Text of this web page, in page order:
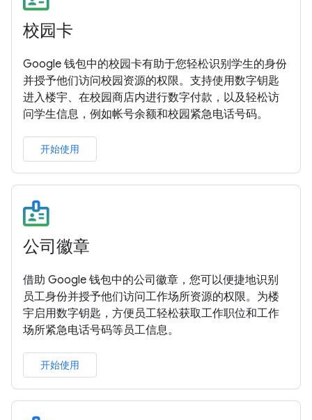
校园卡
Google 钱包中的校园卡有助于您轻松识别学生的身份
并授予他们访问校园资源的权限。支持使用数字钥匙
进入楼宇、在校园商店内进行数字付款，以及轻松访
问学生信息，例如帐号余额和校园紧急电话号码。
开始使用
公司徽章
借助 Google 钱包中的公司徽章，您可以便捷地识别
员工身份并授予他们访问工作场所资源的权限。为楼
宇启用数字钥匙，方便员工轻松获取工作职位和工作
场所紧急电话号码等员工信息。
开始使用